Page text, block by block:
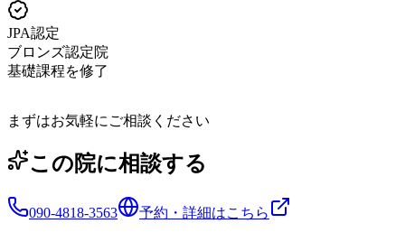
JPA認定
ブロンズ認定院
基礎課程を修了
まずはお気軽にご相談ください
この院に相談する
090-4818-3563 予約・詳細はこちら